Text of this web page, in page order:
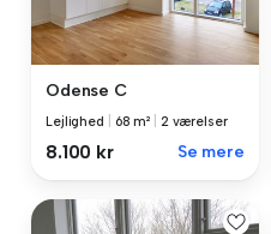
Odense C
Lejlighed 68 m² 2 værelser
8.100 kr Se mere